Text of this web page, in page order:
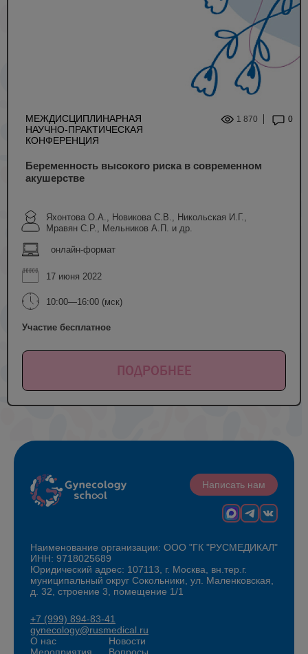
МЕЖДИСЦИПЛИНАРНАЯ
НАУЧНО-ПРАКТИЧЕСКАЯ
КОНФЕРЕНЦИЯ
1 870 0
Беременность высокого риска в современном
акушерстве
Яхонтова О.А., Новикова С.В., Никольская И.Г.,
Мравян С.Р., Мельников А.П. и др.
онлайн-формат
17 июня 2022
10:00—16:00 (мск)
Участие бесплатное
ПОДРОБНЕЕ
Написать нам
Наименование организации: ООО "ГК "РУСМЕДИКАЛ"
ИНН: 9718025689
Юридический адрес: 107113, г. Москва, вн.тер.г.
муниципальный округ Сокольники, ул. Маленковская,
д. 32, строение 3, помещение 1/1
+7 (999) 894-83-41
gynecology@rusmedical.ru
О нас
Новости